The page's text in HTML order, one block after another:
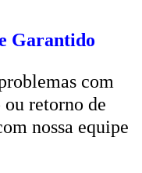
Garantido
com
retorno de
nossa equipe